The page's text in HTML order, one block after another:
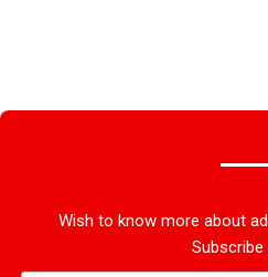
Wish to know more about
Subscribe